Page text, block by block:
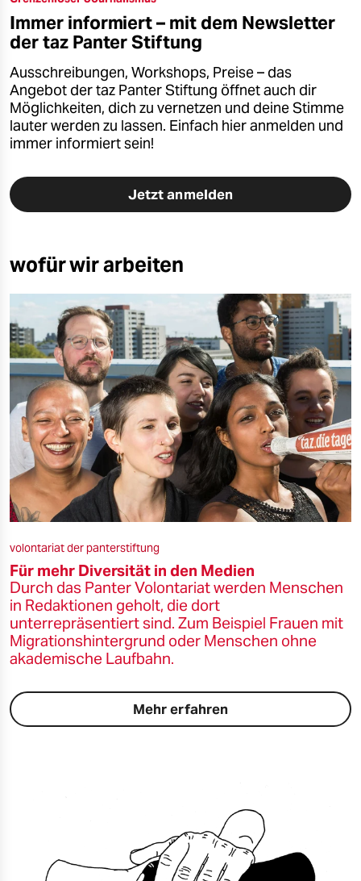
Immer informiert – mit dem Newsletter
der taz Panter Stiftung
Ausschreibungen, Workshops, Preise – das
Angebot der taz Panter Stiftung öffnet auch dir
Möglichkeiten, dich zu vernetzen und deine Stimme
lauter werden zu lassen. Einfach hier anmelden und
immer informiert sein!
Jetzt anmelden
wofür wir arbeiten
volontariat der panterstiftung
Für mehr Diversität in den Medien
Durch das Panter Volontariat werden Menschen
in Redaktionen geholt, die dort
unterrepräsentiert sind. Zum Beispiel Frauen mit
Migrationshintergrund oder Menschen ohne
akademische Laufbahn.
Mehr erfahren